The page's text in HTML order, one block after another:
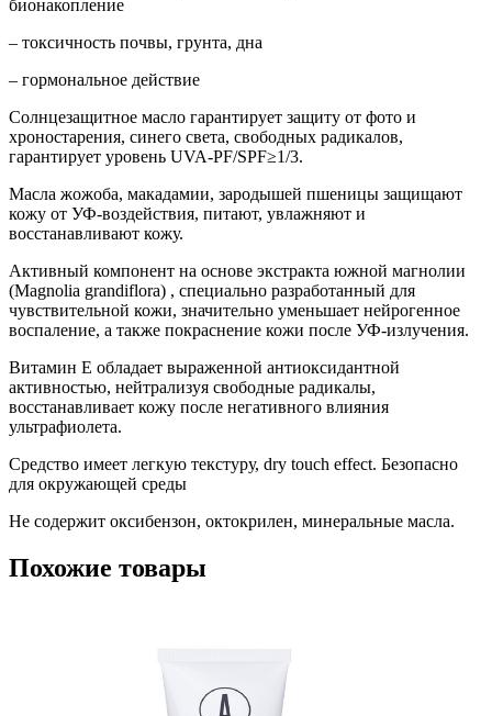
бионакопление
– токсичность почвы, грунта, дна
– гормональное действие
Солнцезащитное масло гарантирует защиту от фото и
хроностарения, синего света, свободных радикалов,
гарантирует уровень UVA-PF/SPF≥1/3.
Масла жожоба, макадамии, зародышей пшеницы защищают
кожу от УФ-воздействия, питают, увлажняют и
восстанавливают кожу.
Активный компонент на основе экстракта южной магнолии
(Magnolia grandiflora) , специально разработанный для
чувствительной кожи, значительно уменьшает нейрогенное
воспаление, а также покраснение кожи после УФ-излучения.
Витамин Е обладает выраженной антиоксидантной
активностью, нейтрализуя свободные радикалы,
восстанавливает кожу после негативного влияния
ультрафиолета.
Средство имеет легкую текстуру, dry touch effect. Безопасно
для окружающей среды
Не содержит оксибензон, октокрилен, минеральные масла.
Похожие товары